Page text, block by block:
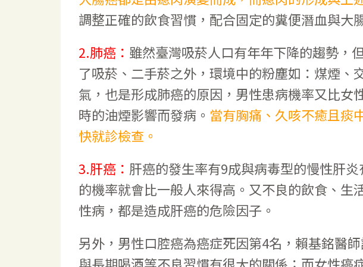
調整正確的飲食習慣，配合固定的糞便潛血與大
2.肺癌： 雖然臺灣吸菸人口有年年下降的趨勢，
了吸菸、二手菸之外，環境中的粉塵如：煤煙、
氣，也是形成肺癌的原因，男性患病機率又比女
時的油煙影響而發病。 當有胸痛、久咳不癒且痰
快就診檢查。
3.肝癌： 肝癌的發生率有9成與病毒型的慢性肝
的機率就會比一般人來得高。又不良的飲食、生
性病，都是造成肝癌的危險因子。
另外，男性口腔癌為癌症死因第4名，賴基銘醫